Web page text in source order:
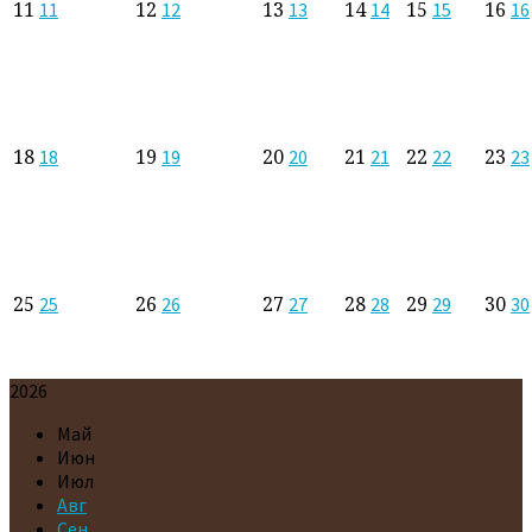
11 11 12 12 13 13 14 14 15 15 16 16
18 18 19 19 20 20 21 21 22 22 23 23
25 25 26 26 27 27 28 28 29 29 30 30
2026
Май
Июн
Июл
Авг